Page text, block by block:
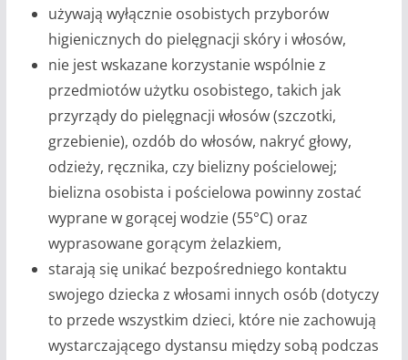
używają wyłącznie osobistych przyborów
higienicznych do pielęgnacji skóry i włosów,
nie jest wskazane korzystanie wspólnie z
przedmiotów użytku osobistego, takich jak
przyrządy do pielęgnacji włosów (szczotki,
grzebienie), ozdób do włosów, nakryć głowy,
odzieży, ręcznika, czy bielizny pościelowej;
bielizna osobista i pościelowa powinny zostać
wyprane w gorącej wodzie (55°C) oraz
wyprasowane gorącym żelazkiem,
starają się unikać bezpośredniego kontaktu
swojego dziecka z włosami innych osób (dotyczy
to przede wszystkim dzieci, które nie zachowują
wystarczającego dystansu między sobą podczas